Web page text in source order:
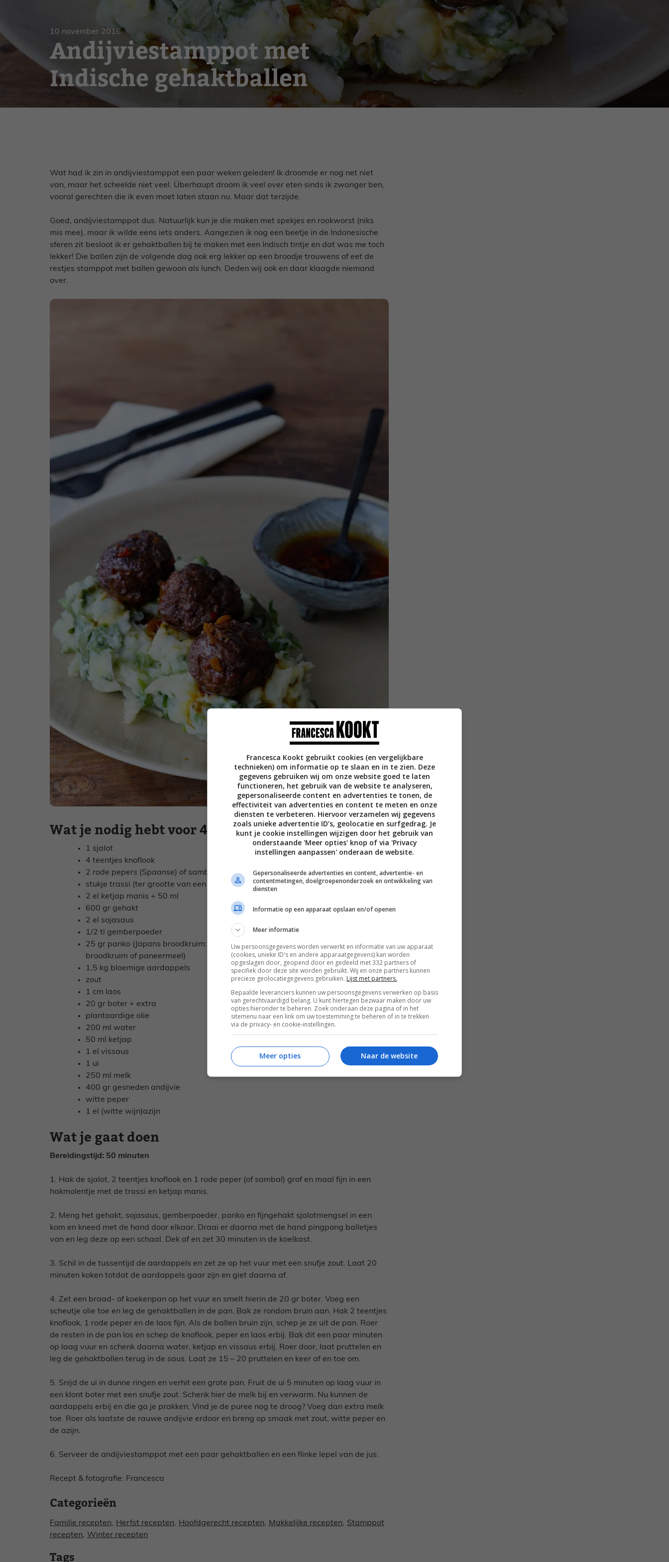
10 november 2016
Andijviestamppot met
Indische gehaktballen
Wat had ik zin in andijviestamppot een paar weken geleden! Ik droomde er nog net niet
van, maar het scheelde niet veel. Überhaupt droom ik veel over eten sinds ik zwanger ben,
vooral gerechten die ik even moet laten staan nu. Maar dat terzijde.
Goed, andijviestamppot dus. Natuurlijk kun je die maken met spekjes en rookworst (niks
mis mee), maar ik wilde eens iets anders. Aangezien ik nog een beetje in de Indonesische
sferen zit besloot ik er gehaktballen bij te maken met een Indisch tintje en dat was me toch
lekker! Die ballen zijn de volgende dag ook erg lekker op een broodje trouwens of eet de
restjes stamppot met ballen gewoon als lunch. Deden wij ook en daar klaagde niemand
over.
Wat je nodig hebt voor 4 – 6 personen
1 sjalot
4 teentjes knoflook
2 rode pepers (Spaanse) of sambal naar smaak
stukje trassi (ter grootte van een 25 cent-muntje of 1/2 tl pasta)
2 el ketjap manis + 50 ml
600 gr gehakt
2 el sojasaus
1/2 tl gemberpoeder
25 gr panko (Japans broodkruim: te koop in de supermarkt of vervang door echt
broodkruim of paneermeel)
1,5 kg bloemige aardappels
zout
1 cm laos
20 gr boter + extra
plantaardige olie
200 ml water
50 ml ketjap
1 el vissaus
1 ui
250 ml melk
400 gr gesneden andijvie
witte peper
1 el (witte wijn)azijn
Wat je gaat doen
Bereidingstijd: 50 minuten
1. Hak de sjalot, 2 teentjes knoflook en 1 rode peper (of sambal) grof en maal fijn in een
hakmolentje met de trassi en ketjap manis.
2. Meng het gehakt, sojasaus, gemberpoeder, panko en fijngehakt sjalotmengsel in een
kom en kneed met de hand door elkaar. Draai er daarna met de hand pingpong balletjes
van en leg deze op een schaal. Dek af en zet 30 minuten in de koelkast.
3. Schil in de tussentijd de aardappels en zet ze op het vuur met een snufje zout. Laat 20
minuten koken totdat de aardappels gaar zijn en giet daarna af.
4. Zet een braad- of koekenpan op het vuur en smelt hierin de 20 gr boter. Voeg een
scheutje olie toe en leg de gehaktballen in de pan. Bak ze rondom bruin aan. Hak 2 teentjes
knoflook, 1 rode peper en de laos fijn. Als de ballen bruin zijn, schep je ze uit de pan. Roer
de resten in de pan los en schep de knoflook, peper en laos erbij. Bak dit een paar minuten
op laag vuur en schenk daarna water, ketjap en vissaus erbij. Roer door, laat pruttelen en
leg de gehaktballen terug in de saus. Laat ze 15 – 20 pruttelen en keer af en toe om.
5. Snijd de ui in dunne ringen en verhit een grote pan. Fruit de ui 5 minuten op laag vuur in
een klont boter met een snufje zout. Schenk hier de melk bij en verwarm. Nu kunnen de
aardappels erbij en die ga je prakken. Vind je de puree nog te droog? Voeg dan extra melk
toe. Roer als laatste de rauwe andijvie erdoor en breng op smaak met zout, witte peper en
de azijn.
6. Serveer de andijviestamppot met een paar gehaktballen en een flinke lepel van de jus.
Recept & fotografie: Francesca
Categorieën
Familie recepten, Herfst recepten, Hoofdgerecht recepten, Makkelijke recepten, Stamppot
recepten, Winter recepten
Tags
Francesca Kookt gebruikt cookies (en vergelijkbare
technieken) om informatie op te slaan en in te zien. Deze
gegevens gebruiken wij om onze website goed te laten
functioneren, het gebruik van de website te analyseren,
gepersonaliseerde content en advertenties te tonen, de
effectiviteit van advertenties en content te meten en onze
diensten te verbeteren. Hiervoor verzamelen wij gegevens
zoals unieke advertentie ID’s, geolocatie en surfgedrag. Je
kunt je cookie instellingen wijzigen door het gebruik van
onderstaande 'Meer opties' knop of via 'Privacy
instellingen aanpassen' onderaan de website.
Gepersonaliseerde advertenties en content, advertentie- en
contentmetingen, doelgroepenonderzoek en ontwikkeling van
diensten
Informatie op een apparaat opslaan en/of openen
Meer informatie
Uw persoonsgegevens worden verwerkt en informatie van uw apparaat
(cookies, unieke ID's en andere apparaatgegevens) kan worden
opgeslagen door, geopend door en gedeeld met 332 partners of
specifiek door deze site worden gebruikt. Wij en onze partners kunnen
precieze geolocatiegegevens gebruiken. Lijst met partners.
Bepaalde leveranciers kunnen uw persoonsgegevens verwerken op basis
van gerechtvaardigd belang. U kunt hiertegen bezwaar maken door uw
opties hieronder te beheren. Zoek onderaan deze pagina of in het
sitemenu naar een link om uw toestemming te beheren of in te trekken
via de privacy- en cookie-instellingen.
Naar de website
Meer opties